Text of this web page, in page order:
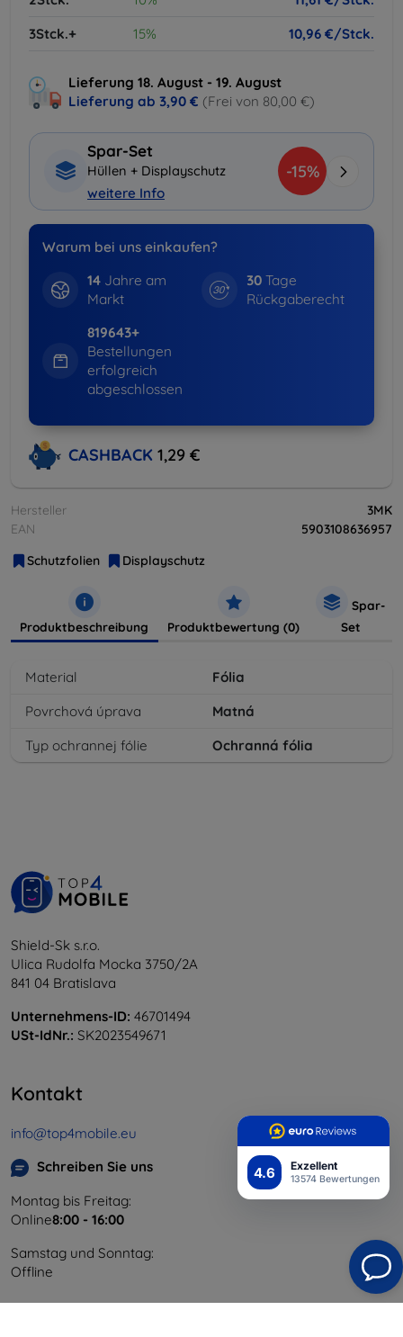
4.6 Exzellent
13574 Bewertungen
3Stck.+
15% 10,96 €/Stck.
Lieferung 18. August - 19. August
Lieferung ab 3,90 € (Frei von 80,00 €)
Spar-Set
Hüllen + Displayschutz
weitere Info
-15%
Warum bei uns einkaufen?
14Jahre am
Markt
30 Tage
Rückgaberecht
819643+
Bestellungen
erfolgreich
abgeschlossen
CASHBACK 1,29 €
Hersteller
3MK
EAN
5903108636957
Schutzfolien
Displayschutz
Produktbeschreibung Produktbewertung (0)
Spar-
Set
Material
Fólia
Povrchová úprava
Matná
Typ ochrannej fólie
Ochranná fólia
Shield-Sk s.r.o.
Ulica Rudolfa Mocka 3750/2A
841 04 Bratislava
Unternehmens-ID: 46701494
USt-IdNr.: SK2023549671
Kontakt
info@top4mobile.eu
Schreiben Sie uns
Montag bis Freitag:
Online8:00 - 16:00
Samstag und Sonntag:
Offline